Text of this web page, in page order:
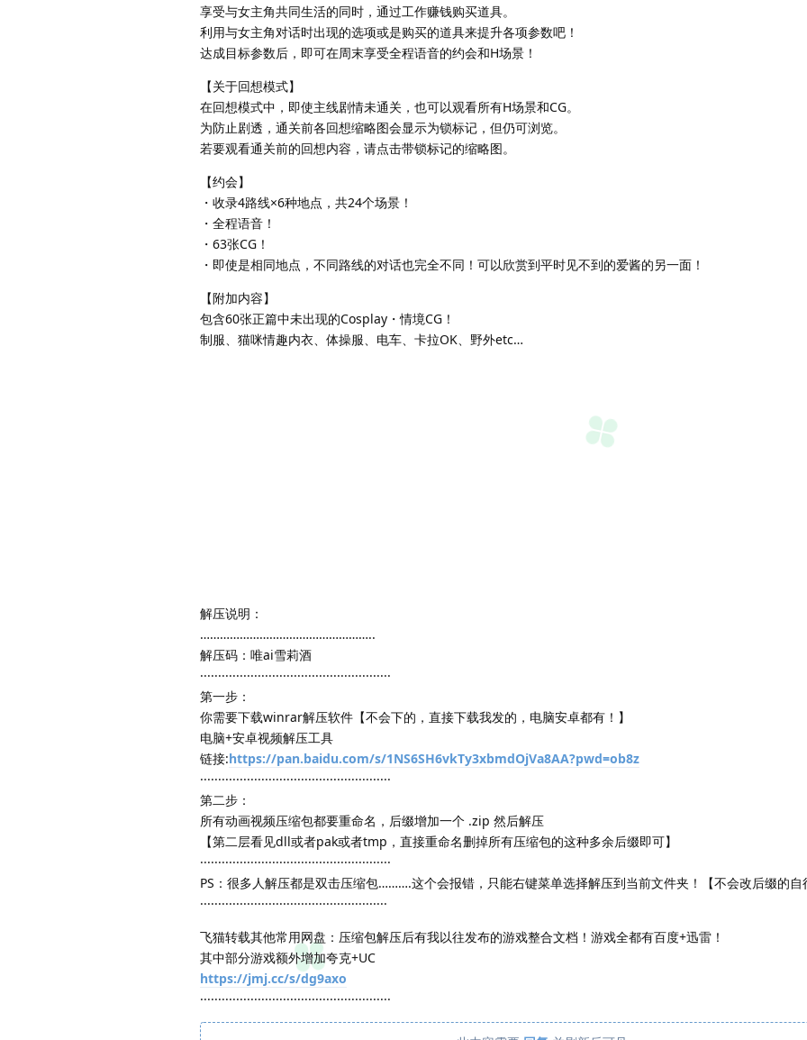
享受与女主角共同生活的同时，通过工作赚钱购买道具。
利用与女主角对话时出现的选项或是购买的道具来提升各项参数吧！
达成目标参数后，即可在周末享受全程语音的约会和H场景！
【关于回想模式】
在回想模式中，即使主线剧情未通关，也可以观看所有H场景和CG。
为防止剧透，通关前各回想缩略图会显示为锁标记，但仍可浏览。
若要观看通关前的回想内容，请点击带锁标记的缩略图。
【约会】
・收录4路线×6种地点，共24个场景！
・全程语音！
・63张CG！
・即使是相同地点，不同路线的对话也完全不同！可以欣赏到平时见不到的爱酱的另一面！
【附加内容】
包含60张正篇中未出现的Cosplay・情境CG！
制服、猫咪情趣内衣、体操服、电车、卡拉OK、野外etc…
解压说明：
……………………………………………..
解压码：唯ai雪莉酒
·····················································
第一步：
你需要下载winrar解压软件【不会下的，直接下载我发的，电脑安卓都有！】
电脑+安卓视频解压工具
链接:https://pan.baidu.com/s/1NS6SH6vkTy3xbmdOjVa8AA?pwd=ob8z
·····················································
第二步：
所有动画视频压缩包都要重命名，后缀增加一个 .zip 然后解压
【第二层看见dll或者pak或者tmp，直接重命名删掉所有压缩包的这种多余后缀即可】
·····················································
PS：很多人解压都是双击压缩包……….这个会报错，只能右键菜单选择解压到当前文件夹！【不会改后缀的自
····················································
飞猫转载其他常用网盘：压缩包解压后有我以往发布的游戏整合文档！游戏全都有百度+迅雷！
其中部分游戏额外增加夸克+UC
https://jmj.cc/s/dg9axo
·····················································